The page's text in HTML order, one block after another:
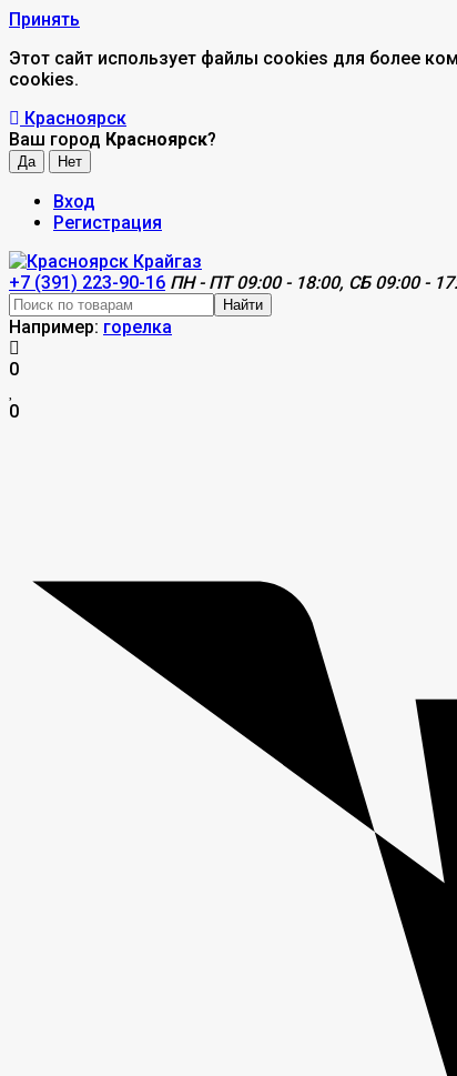
Принять
Этот сайт использует файлы cookies для более
cookies.
Красноярск
Ваш город Красноярск?
Вход
Регистрация
+7 (391) 223-90-16 ПН - ПТ 09:00 - 18:00, СБ 09:00 -
Найти
Например: горелка
0
0